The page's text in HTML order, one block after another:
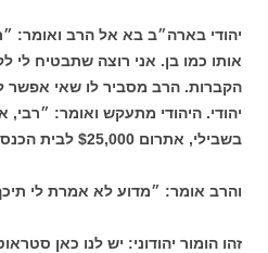
יהודי בארה״ב בא אל הרב ואומר:
אותו כמו בן. אני רוצה שתבטיח לי
הקברות. הרב מסביר לו שאי אפשר
יהודי. היהודי מתעקש ואומר:
בשבילי, אתרום $25,000 לבית הכנסת.״
והרב אומר: ״מדוע לא אמרת לי
זהו הומור יהודוני: יש לנו כאן